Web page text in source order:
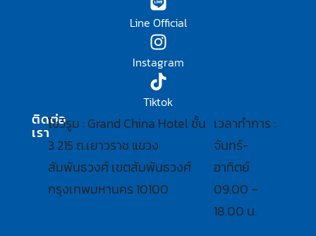
Line Official
Instagram
Tiktok
ติดต่อ
เราโชว์รูม : Grand China Hotel ชั้น
3 215 ถ.เยาวราช แขวง
สัมพันธวงศ์ เขตสัมพันธวงศ์
กรุงเทพมหานคร 10100
เวลาทำการ :
จันทร์-
อาทิตย์
09.00 –
18.00 น.